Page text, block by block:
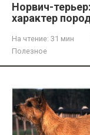
Норвич-
характер
На чтение: 31 мин
Полезное